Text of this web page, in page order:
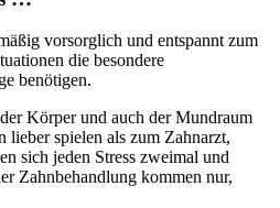
vorsorglich und entspannt zum
die besondere
benötigen.
Körper und auch der Mundraum
lieber spielen als zum Zahnarzt,
sich jeden Stress zweimal und
Zahnbehandlung kommen nur,